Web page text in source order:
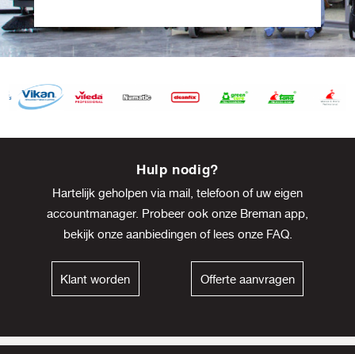
Hulp nodig?
Hartelijk geholpen via mail, telefoon of uw eigen
accountmanager. Probeer ook onze Breman app,
bekijk onze aanbiedingenof lees onze FAQ.
Klant worden Offerte aanvragen